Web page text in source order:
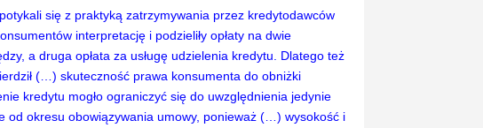
się z praktyką zatrzymywania przez kredytodawców
interpretację i podzieliły opłaty na dwie
a druga opłata za usługę udzielenia kredytu. Dlatego też
(…) skuteczność prawa konsumenta do obniżki
kredytu mogło ograniczyć się do uwzględnienia jedynie
od okresu obowiązywania umowy, ponieważ (…) wysokość i